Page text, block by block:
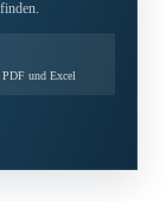
PDF und Excel